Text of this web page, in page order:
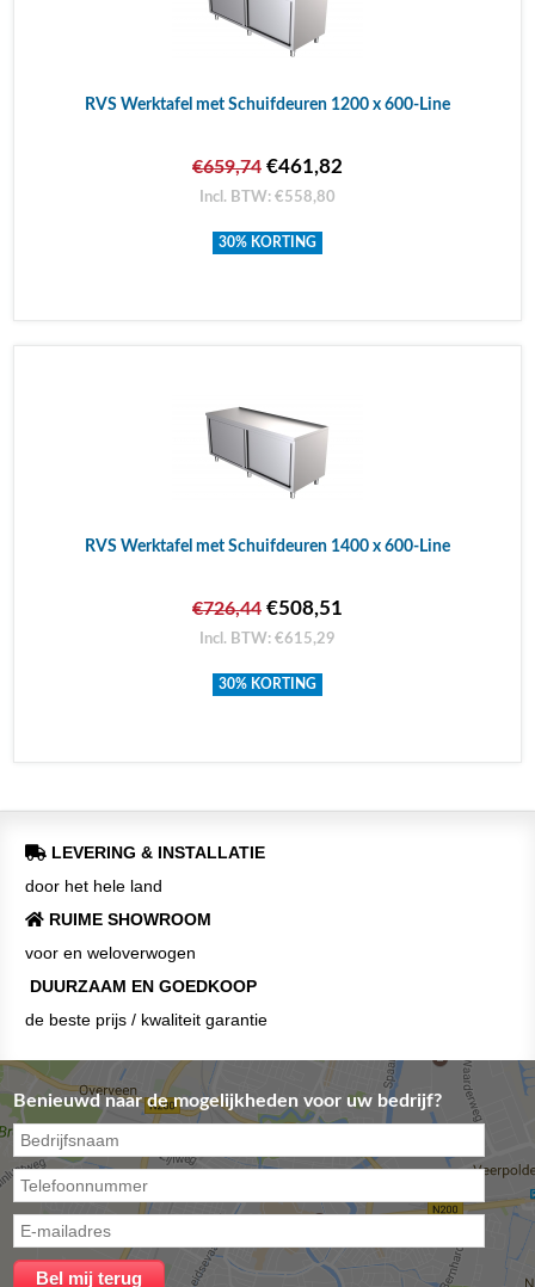
RVS Werktafel met Schuifdeuren 1200 x 600-Line
€659,74 €461,82
Incl. BTW: €558,80
30% KORTING
RVS Werktafel met Schuifdeuren 1400 x 600-Line
€726,44 €508,51
Incl. BTW: €615,29
30% KORTING
LEVERING & INSTALLATIE
door het hele land
RUIME SHOWROOM
voor en weloverwogen
DUURZAAM EN GOEDKOOP
de beste prijs / kwaliteit garantie
Benieuwd naar de mogelijkheden voor uw bedrijf?